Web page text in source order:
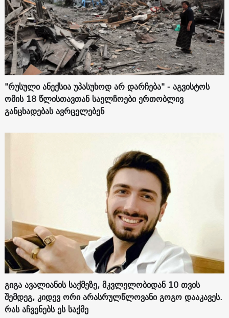
"რუსული ანექსია უპასუხოდ არ დარჩება" - აგვისტოს
ომის 18 წლისთავთან საელჩოები ერთობლივ
განცხადებას ავრცელებენ
გიგა ავალიანის საქმეზე, მკვლელობიდან 10 თვის
შემდეგ, კიდევ ორი არასრულწლოვანი გოგო დააკავეს.
რას აჩვენებს ეს საქმე